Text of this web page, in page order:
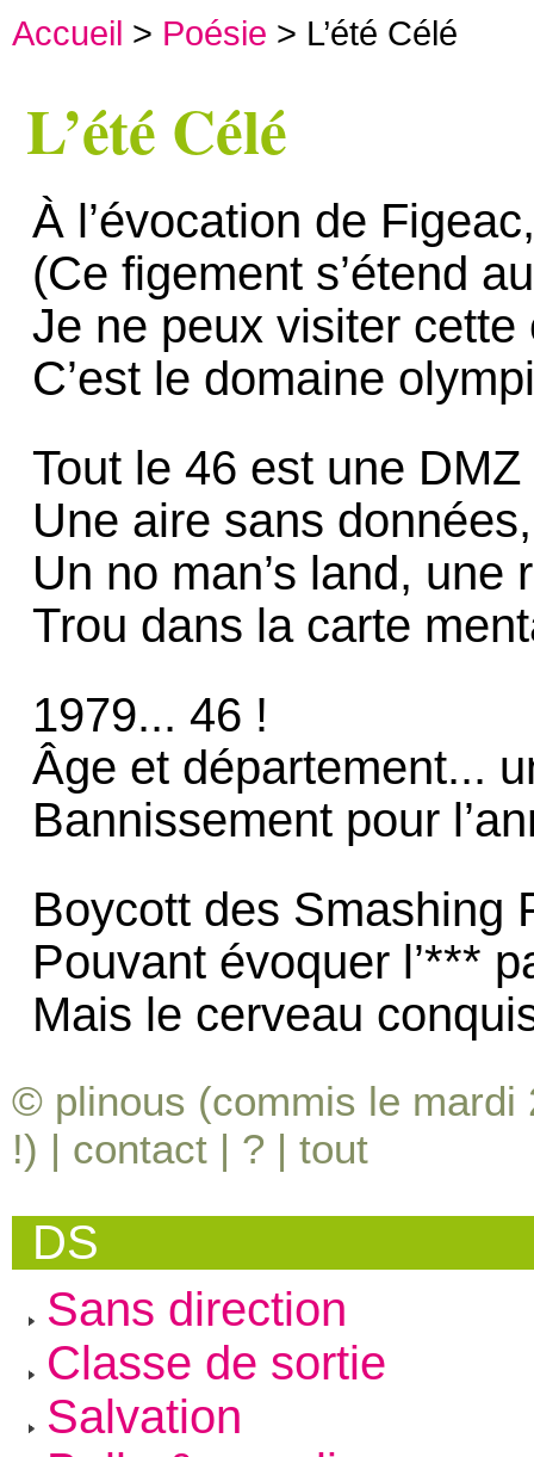
Accueil > Poésie > L’été Célé
L’été Célé
À l’évocation de
(Ce figement s’étend
Je ne peux visiter cette
C’est le domaine
Tout le 46 est une DMZ
Une aire sans
Un no man’s land,
Trou dans la carte
1979... 46 !
Âge et département...
Bannissement pour
Boycott des Smashing
Pouvant évoquer l’***
Mais le cerveau
© plinous (commis le
!) | contact | ? | tout
DS
Sans direction
Classe de sortie
Salvation